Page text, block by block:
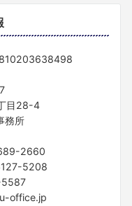
目28-4
務所
2660
5208
office.jp